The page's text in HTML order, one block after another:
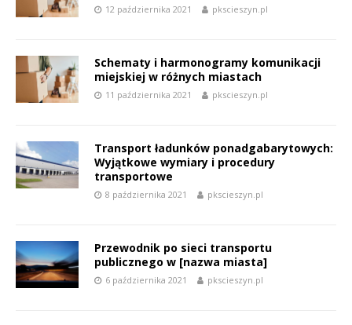
12 października 2021 pkscieszyn.pl
Schematy i harmonogramy komunikacji
miejskiej w różnych miastach
11 października 2021 pkscieszyn.pl
Transport ładunków ponadgabarytowych:
Wyjątkowe wymiary i procedury
transportowe
8 października 2021 pkscieszyn.pl
Przewodnik po sieci transportu
publicznego w [nazwa miasta]
6 października 2021 pkscieszyn.pl